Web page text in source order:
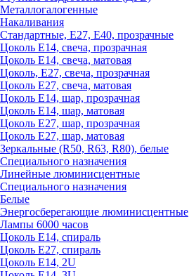
Металлогалогенные
Накаливания
Стандартные, Е27, Е40, прозрачные
Цоколь Е14, свеча, прозрачная
Цоколь Е14, свеча, матовая
Цоколь, Е27, свеча, прозрачная
Цоколь Е27, свеча, матовая
Цоколь Е14, шар, прозрачная
Цоколь Е14, шар, матовая
Цоколь Е27, шар, прозрачная
Цоколь Е27, шар, матовая
Зеркальные (R50, R63, R80), белые
Специального назначения
Линейные люминисцентные
Специального назначения
Белые
Энергосберегающие люминисцентные
Лампы 6000 часов
Цоколь Е14, спираль
Цоколь Е27, спираль
Цоколь Е14, 2U